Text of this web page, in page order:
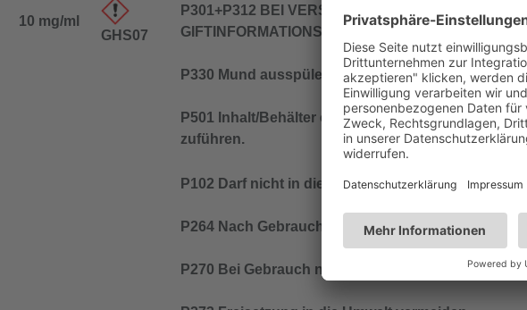
10 mg/ml
GHS07
P301+P312 BEI VERSCHLUCKEN: Bei Unwohlsein
GIFTINFORMATIONSZENTRUM/Arzt/… anrufen.
P330 Mund ausspülen.
P501 Inhalt/Behälter entsprechend den örtlichen
zuführen.
P102 Darf nicht in die Hände von Kindern gelangen.
P264 Nach Gebrauch … gründlich waschen.
P270 Bei Gebrauch nicht essen, trinken oder